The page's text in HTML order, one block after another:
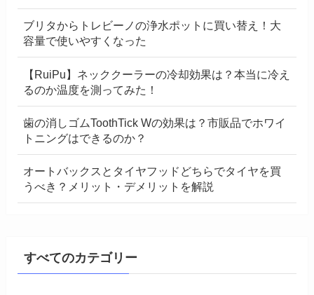
ブリタからトレビーノの浄水ポットに買い替え！大
容量で使いやすくなった
【RuiPu】ネッククーラーの冷却効果は？本当に冷え
るのか温度を測ってみた！
歯の消しゴムToothTick Wの効果は？市販品でホワイ
トニングはできるのか？
オートバックスとタイヤフッドどちらでタイヤを買
うべき？メリット・デメリットを解説
すべてのカテゴリー